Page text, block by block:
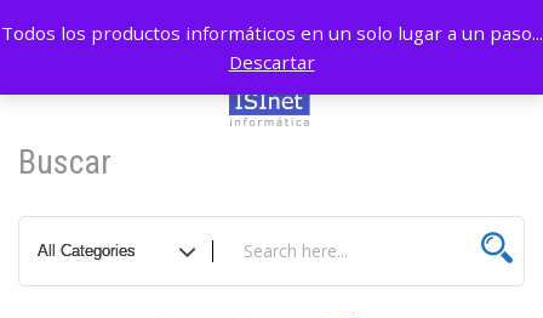
Buscar
Todos los productos informáticos en un solo lugar a un paso...
Descartar